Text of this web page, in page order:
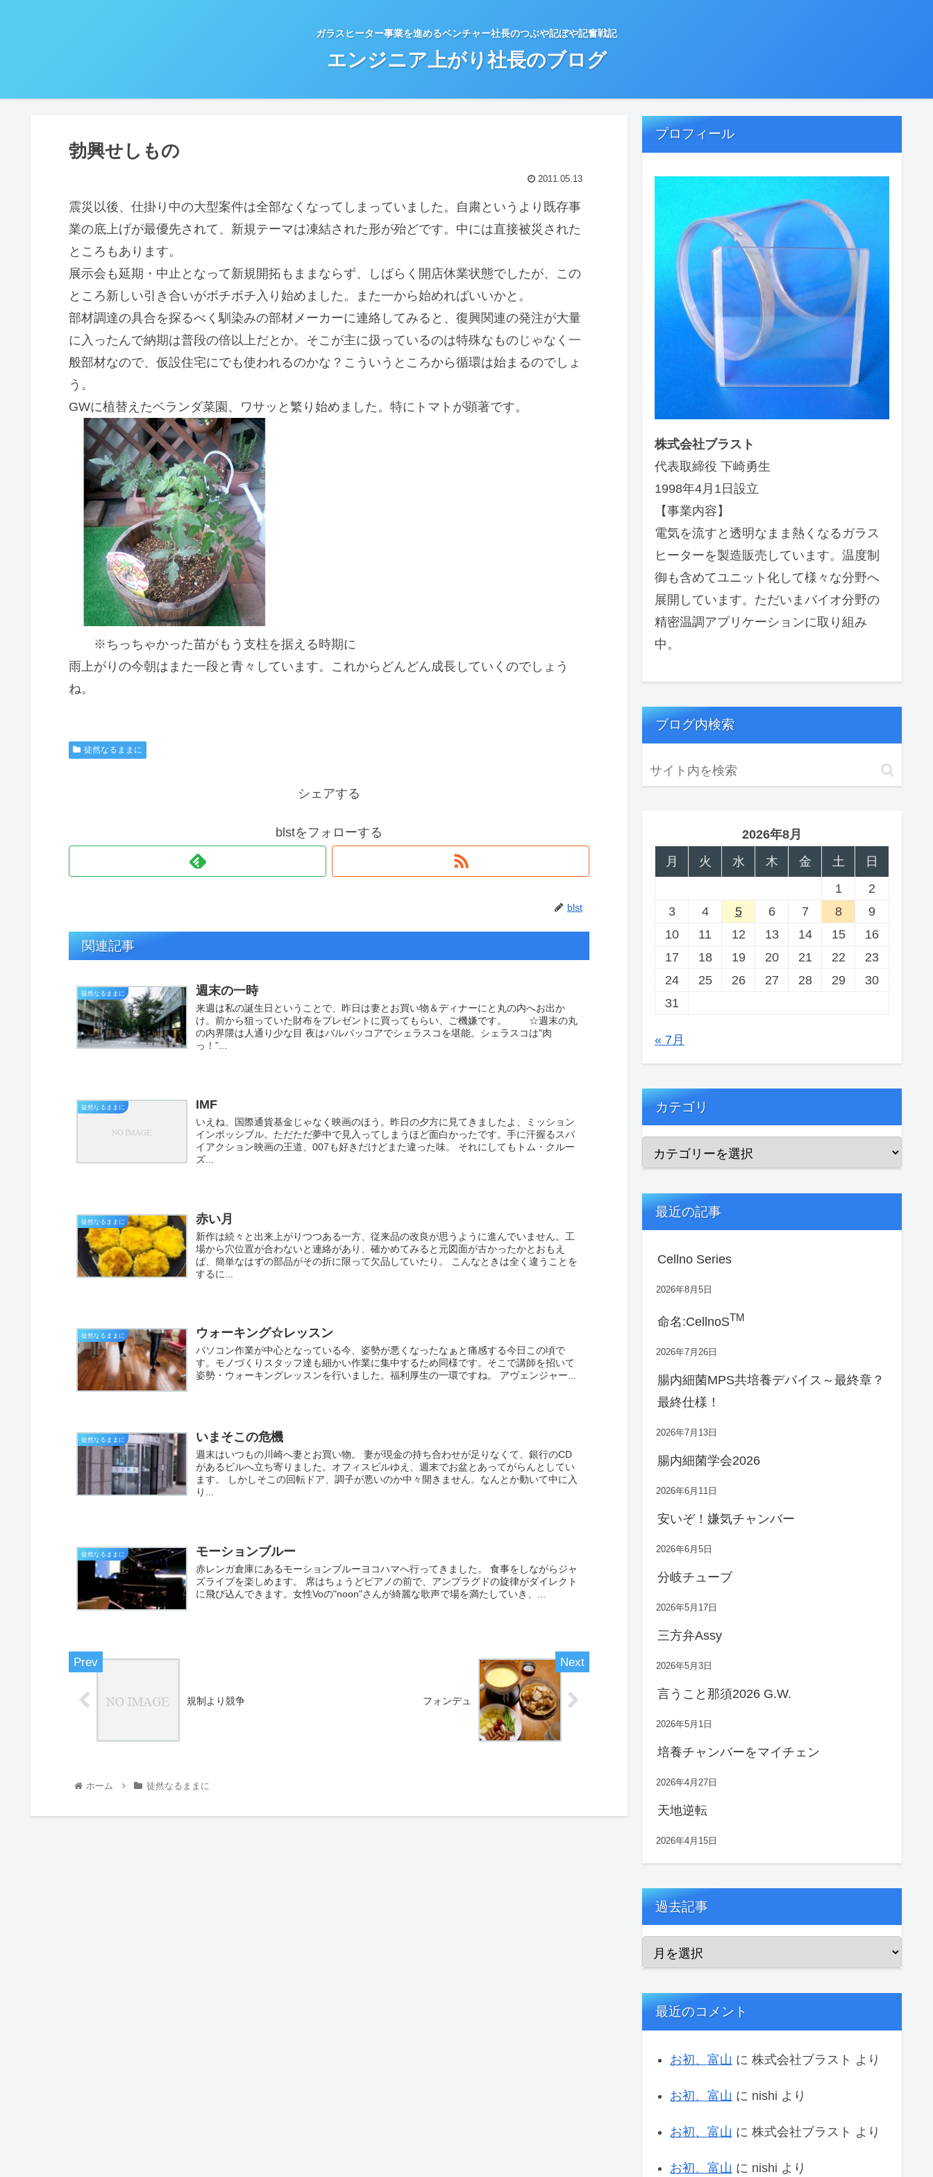
ガラスヒーター事業を進めるベンチャー社長のつぶや記ぼや記奮戦記
エンジニア上がり社長のブログ
勃興せしもの
2011.05.13
震災以後、仕掛り中の大型案件は全部なくなってしまっていました。自粛というより既存事
業の底上げが最優先されて、新規テーマは凍結された形が殆どです。中には直接被災された
ところもあります。
展示会も延期・中止となって新規開拓もままならず、しばらく開店休業状態でしたが、この
ところ新しい引き合いがボチボチ入り始めました。また一から始めればいいかと。
部材調達の具合を探るべく馴染みの部材メーカーに連絡してみると、復興関連の発注が大量
に入ったんで納期は普段の倍以上だとか。そこが主に扱っているのは特殊なものじゃなく一
般部材なので、仮設住宅にでも使われるのかな？こういうところから循環は始まるのでしょ
う。
GWに植替えたベランダ菜園、ワサッと繁り始めました。特にトマトが顕著です。
※ちっちゃかった苗がもう支柱を据える時期に
雨上がりの今朝はまた一段と青々しています。これからどんどん成長していくのでしょう
ね。
徒然なるままに
シェアする
blstをフォローする
blst
関連記事
徒然なるままに 週末の一時
来週は私の誕生日ということで、昨日は妻とお買い物＆ディナーにと丸の内へお出か
け。前から狙っていた財布をプレゼントに買ってもらい、ご機嫌です。 ☆週末の丸
の内界隈は人通り少な目 夜はバルバッコアでシェラスコを堪能。シェラスコは”肉
っ！”...
徒然なるままに IMF
いえね、国際通貨基金じゃなく映画のほう。昨日の夕方に見てきましたよ、ミッション
インポッシブル。ただただ夢中で見入ってしまうほど面白かったです。手に汗握るスパ
イアクション映画の王道、007も好きだけどまた違った味。 それにしてもトム・クルー
ズ...
徒然なるままに 赤い月
新作は続々と出来上がりつつある一方、従来品の改良が思うように進んでいません。工
場から穴位置が合わないと連絡があり、確かめてみると元図面が古かったかとおもえ
ば、簡単なはずの部品がその折に限って欠品していたり。 こんなときは全く違うことを
するに...
徒然なるままに ウォーキング☆レッスン
パソコン作業が中心となっている今、姿勢が悪くなったなぁと痛感する今日この頃で
す。モノづくりスタッフ達も細かい作業に集中するため同様です。そこで講師を招いて
姿勢・ウォーキングレッスンを行いました。福利厚生の一環ですね。 アヴェンジャー...
徒然なるままに いまそこの危機
週末はいつもの川崎へ妻とお買い物。 妻が現金の持ち合わせが足りなくて、銀行のCD
があるビルへ立ち寄りました。オフィスビルゆえ、週末でお盆とあってがらんとしてい
ます。 しかしそこの回転ドア、調子が悪いのか中々開きません。なんとか動いて中に入
り...
徒然なるままに モーションブルー
赤レンガ倉庫にあるモーションブルーヨコハマへ行ってきました。 食事をしながらジャ
ズライブを楽しめます。 席はちょうどピアノの前で、アンプラグドの旋律がダイレクト
に飛び込んできます。女性Voの"noon"さんが綺麗な歌声で場を満たしていき、...
規制より競争 フォンデュ
ホーム 徒然なるままに
プロフィール
株式会社ブラスト
代表取締役 下崎勇生
1998年4月1日設立
【事業内容】
電気を流すと透明なまま熱くなるガラス
ヒーターを製造販売しています。温度制
御も含めてユニット化して様々な分野へ
展開しています。ただいまバイオ分野の
精密温調アプリケーションに取り組み
中。
ブログ内検索
2026年8月
月
火 水 木 金 土
日
1
2
3
4 5 6 7 8
9
10
11 12 13 14 15
16
17
18 19 20 21 22
23
24
25 26 27 28 29
30
31
« 7月
カテゴリ
最近の記事
Cellno Series
2026年8月5日
命名:CellnoSTM
2026年7月26日
腸内細菌MPS共培養デバイス～最終章？
最終仕様！
2026年7月13日
腸内細菌学会2026
2026年6月11日
安いぞ！嫌気チャンバー
2026年6月5日
分岐チューブ
2026年5月17日
三方弁Assy
2026年5月3日
言うこと那須2026 G.W.
2026年5月1日
培養チャンバーをマイチェン
2026年4月27日
天地逆転
2026年4月15日
過去記事
最近のコメント
お初、富山 に 株式会社ブラスト より
お初、富山 に nishi より
お初、富山 に 株式会社ブラスト より
お初、富山 に nishi より